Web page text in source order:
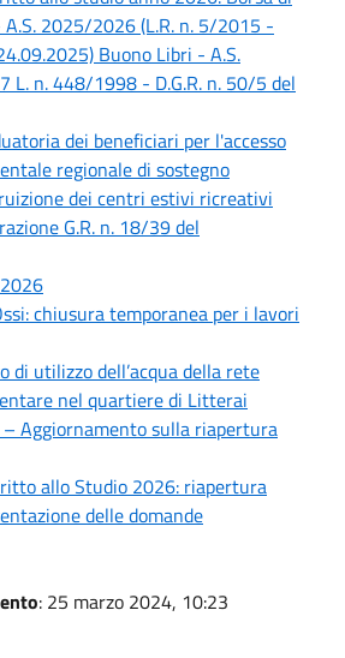
2025/2026 (L.R. n. 5/2015 -
Buono Libri - A.S.
L. n. 448/1998 - D.G.R. n. 50/5 del
dei beneficiari per l'accesso
regionale di sostegno
dei centri estivi ricreativi
G.R. n. 18/39 del
chiusura temporanea per i lavori
di utilizzo dell’acqua della rete
nel quartiere di Litterai
Aggiornamento sulla riapertura
allo Studio 2026: riapertura
delle domande
: 25 marzo 2024, 10:23